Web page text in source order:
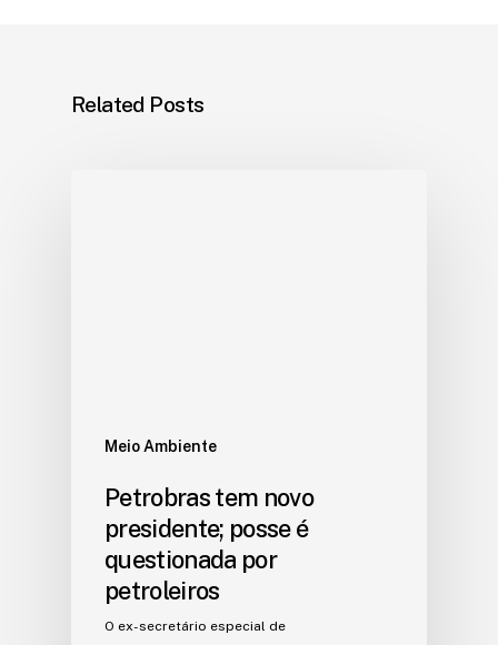
Related Posts
Meio Ambiente
Petrobras tem novo
presidente; posse é
questionada por
petroleiros
O ex-secretário especial de